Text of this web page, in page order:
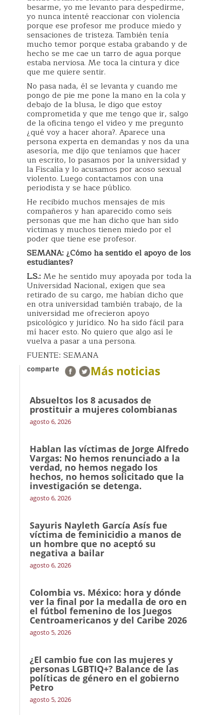
besarme, yo me levanto para despedirme,
yo nunca intenté reaccionar con violencia
porque ese profesor me produce miedo y
sensaciones de tristeza. También tenía
mucho temor porque estaba grabando y de
hecho se me cae un tarro de agua porque
estaba nerviosa. Me toca la cintura y dice
que me quiere sentir.
No pasa nada, él se levanta y cuando me
pongo de pie me pone la mano en la cola y
debajo de la blusa, le digo que estoy
comprometida y que me tengo que ir, salgo
de la oficina tengo el video y me pregunto
¿qué voy a hacer ahora?. Aparece una
persona experta en demandas y nos da una
asesoría, me dijo que teníamos que hacer
un escrito, lo pasamos por la universidad y
la Fiscalía y lo acusamos por acoso sexual
violento. Luego contactamos con una
periodista y se hace público.
He recibido muchos mensajes de mis
compañeros y han aparecido como seis
personas que me han dicho que han sido
víctimas y muchos tienen miedo por el
poder que tiene ese profesor.
SEMANA: ¿Cómo ha sentido el apoyo de los
estudiantes?
L.S.:Me he sentido muy apoyada por toda la
Universidad Nacional, exigen que sea
retirado de su cargo, me habían dicho que
en otra universidad también trabajo, de la
universidad me ofrecieron apoyo
psicológico y jurídico. No ha sido fácil para
mí hacer esto. No quiero que algo así le
vuelva a pasar a una persona.
FUENTE: SEMANA
comparte Más noticias
Absueltos los 8 acusados de
prostituir a mujeres colombianas
agosto 6, 2026
Hablan las víctimas de Jorge Alfredo
Vargas: No hemos renunciado a la
verdad, no hemos negado los
hechos, no hemos solicitado que la
investigación se detenga.
agosto 6, 2026
Sayuris Nayleth García Asís fue
víctima de feminicidio a manos de
un hombre que no aceptó su
negativa a bailar
agosto 6, 2026
Colombia vs. México: hora y dónde
ver la final por la medalla de oro en
el fútbol femenino de los Juegos
Centroamericanos y del Caribe 2026
agosto 5, 2026
¿El cambio fue con las mujeres y
personas LGBTIQ+? Balance de las
políticas de género en el gobierno
Petro
agosto 5, 2026